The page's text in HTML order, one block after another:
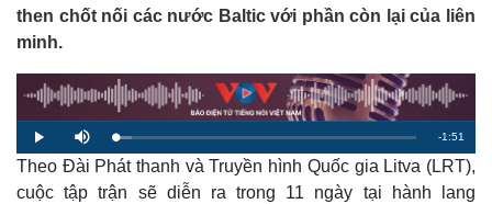
then chốt nối các nước Baltic với phần còn lại của liên
minh.
P
l
a
y
M
u
t
e
L
o
a
d
R
e
-1:51
Theo Đài Phát thanh và Truyền hình Quốc gia Litva (LRT),
cuộc tập trận sẽ diễn ra trong 11 ngày tại hành lang